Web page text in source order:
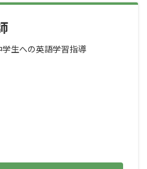
生への英語学習指導